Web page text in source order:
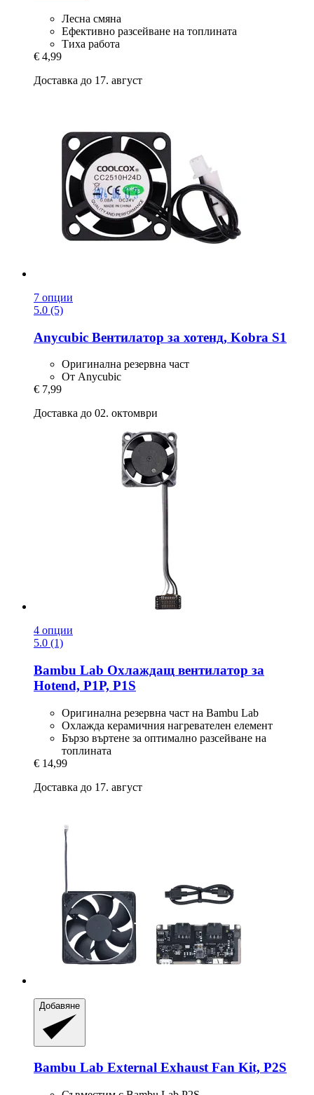
Лесна смяна
Ефективно разсейване на топлината
Тиха работа
€ 4,99
Доставка до 17. август
7 опции
5.0 (5)
Anycubic Вентилатор за хотенд, Kobra S1
Оригинална резервна част
От Anycubic
€ 7,99
Доставка до 02. октомври
4 опции
5.0 (1)
Bambu Lab Охлаждащ вентилатор за
Hotend, P1P, P1S
Оригинална резервна част на Bambu Lab
Охлажда керамичния нагревателен елемент
Бързо въртене за оптимално разсейване на
топлината
€ 14,99
Доставка до 17. август
Добавяне
Bambu Lab External Exhaust Fan Kit, P2S